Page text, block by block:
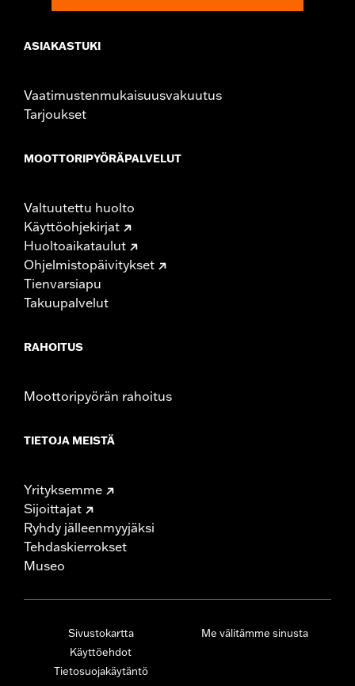
ASIAKASTUKI
Vaatimustenmukaisuusvakuutus
Tarjoukset
MOOTTORIPYÖRÄPALVELUT
Valtuutettu huolto
Käyttöohjekirjat
Huoltoaikataulut
Ohjelmistopäivitykset
Tienvarsiapu
Takuupalvelut
RAHOITUS
Moottoripyörän rahoitus
TIETOJA MEISTÄ
Yrityksemme
Sijoittajat
Ryhdy jälleenmyyjäksi
Tehdaskierrokset
Museo
Sivustokartta
Käyttöehdot
Tietosuojakäytäntö
Me välitämme sinusta